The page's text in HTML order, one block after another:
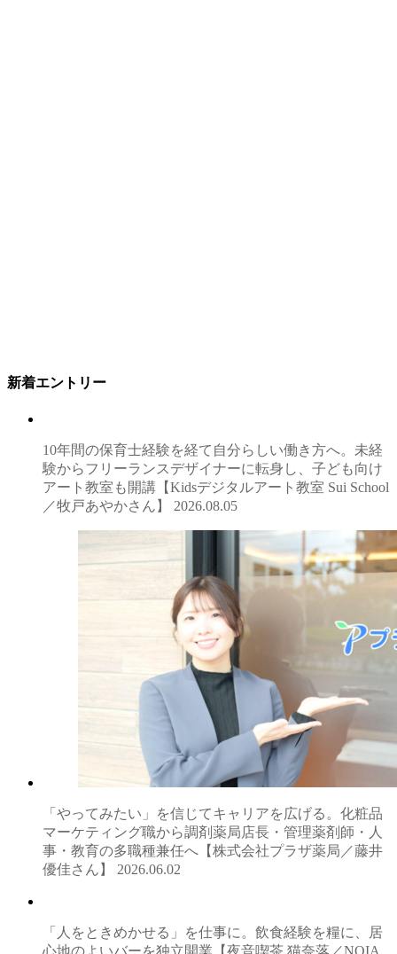
新着エントリー
10年間の保育士経験を経て自分らしい働き方へ。未経
験からフリーランスデザイナーに転身し、子ども向け
アート教室も開講【Kidsデジタルアート教室 Sui School
／牧戸あやかさん】 2026.08.05
「やってみたい」を信じてキャリアを広げる。化粧品
マーケティング職から調剤薬局店長・管理薬剤師・人
事・教育の多職種兼任へ【株式会社プラザ薬局／藤井
優佳さん】 2026.06.02
「人をときめかせる」を仕事に。飲食経験を糧に、居